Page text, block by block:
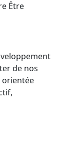
Être
de nos
orientée